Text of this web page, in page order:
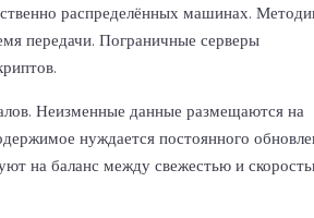
распределённых машинах.
передачи. Пограничные серверы
Неизменные данные размещаются на
нуждается постоянного
на баланс между свежестью и